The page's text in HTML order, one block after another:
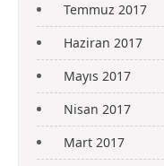
Temmuz 2017
Haziran 2017
Mayıs 2017
Nisan 2017
Mart 2017